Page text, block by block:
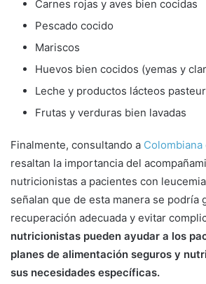
Carnes rojas y aves bien cocidas
Pescado cocido
Mariscos
Huevos bien cocidos (yemas y
Leche y productos lácteos
Frutas y verduras bien lavadas
Finalmente, consultando a
resaltan la importancia del
nutricionistas a pacientes con
señalan que de esta manera se podría
recuperación adecuada y evitar
nutricionistas pueden ayudar a los
planes de alimentación seguros y
sus necesidades específicas.